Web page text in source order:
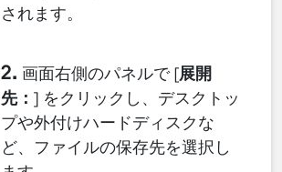
されます。
2. 画面右側のパネルで [展開
先： ] をクリックし、デスクトッ
プや外付けハードディスクな
ど、ファイルの保存先を選択し